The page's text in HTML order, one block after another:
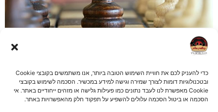
כדי להעניק לכם את חוויית השימוש הטובה ביותר, אנו משתמשים בקובצי Cookie
ובטכנולוגיות דומות לצורך שמירה וגישה למידע במכשיר. הסכמה לשימוש בקובצי
Cookie מאפשרת לנו לעבד נתונים כמו פעילות גלישה או מזהים ייחודיים באתר. אי
הסכמה או ביטול הסכמה עלולים להשפיע על תפקוד חלק מהאפשרויות באתר.
בימת היומיום: סדנה לפתרון אתגרים לנוער
עוצמתי, בסצנות המותאמות לצרכים שלכם, ומאפשרות נגיעה בכל נושא, בצורה
חווייתית וזכירה.
קרא עוד »